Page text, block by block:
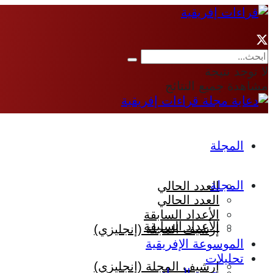
لا توجد نتيجة
مشاهدة جميع النتائج
المجلة
العدد الحالي
الأعداد السابقة
إرشيف المجلة (إنجليزي)
المجلة
العدد الحالي
الأعداد السابقة
إرشيف المجلة (إنجليزي)
الموسوعة الإفريقية
تحليلات